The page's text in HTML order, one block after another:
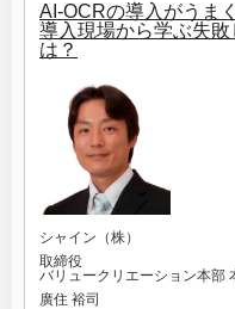
AI-OCRの導入がうま
導入現場から学ぶ失
は？
シャイン（株）
取締役
バリュークリエーション本部
廣住 裕司